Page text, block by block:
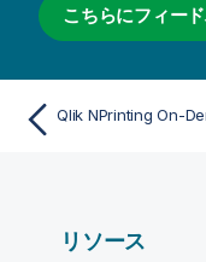
こちらにフィー
リソース